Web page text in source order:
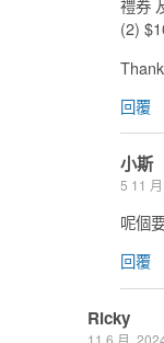
禮券
(2)
回覆
小斯
5 11
呢個
回覆
Ricky
11 6 月,